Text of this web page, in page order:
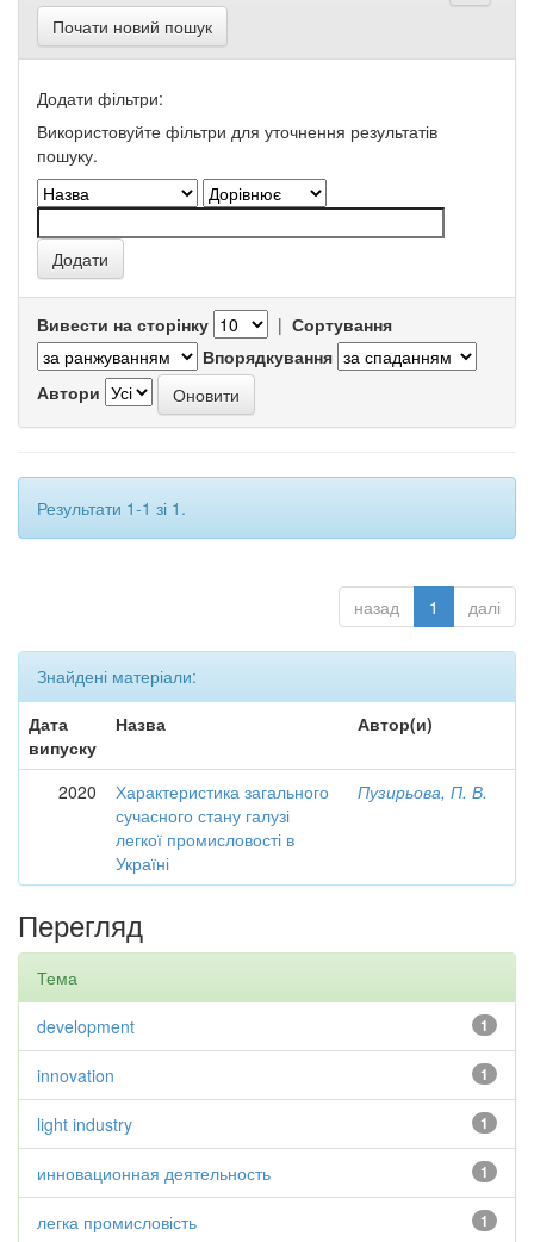
Почати новий пошук
Додати фільтри:
Використовуйте фільтри для уточнення результатів
пошуку.
Вивести на сторінку | Сортування
Впорядкування
Автори
Результати 1-1 зі 1.
назад 1 далі
Знайдені матеріали:
Дата
випуску
Назва Автор(и)
2020
Характеристика загального
сучасного стану галузі
легкої промисловості в
Україні
Пузирьова, П. В.
Перегляд
Тема
1
development
1
innovation
1
light industry
1
инновационная деятельность
1
легка промисловість